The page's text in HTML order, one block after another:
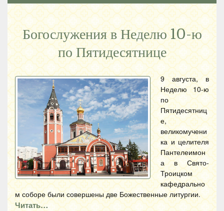
Богослужения в Неделю 10-ю
по Пятидесятнице
9 августа, в
Неделю 10-ю
по
Пятидесятниц
е,
великомучени
ка и целителя
Пантелеимон
а в Свято-
Троицком
кафедрально
м соборе были совершены две Божественные литургии.
Читать…